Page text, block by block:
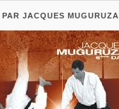
JACQUES MUGURUZA